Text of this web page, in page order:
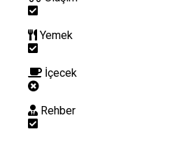
Yemek
İçecek
Rehber